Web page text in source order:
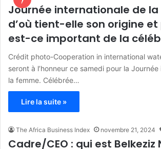
Journée internationale de
d’où tient-elle son origine
est-ce important de la
Crédit photo-Cooperation in international
seront à l’honneur ce samedi pour la
la femme. Célébrée…
Lire la suite »
The Africa Business Index novembre 21, 2024
Cadre/CEO : qui est Belkeziz